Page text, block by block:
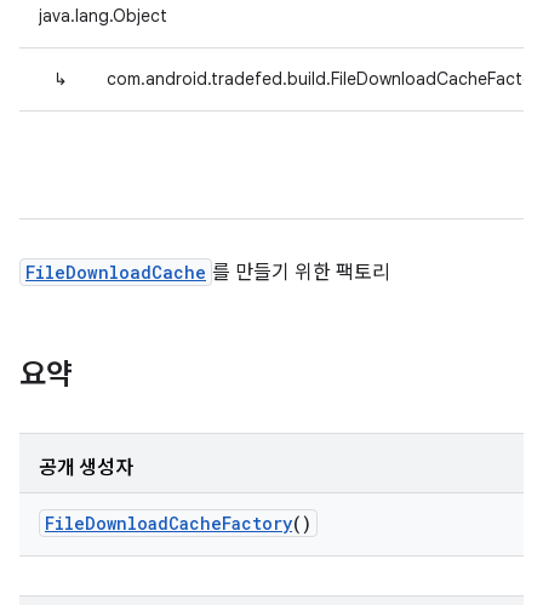
java.lang.Object
↳
FileDownloadCache 를 만들기 위한 팩토리
요약
공개 생성자
FileDownloadCacheFactory()